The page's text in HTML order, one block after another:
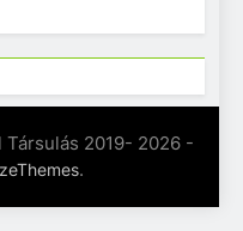
2019- 2026 -
.